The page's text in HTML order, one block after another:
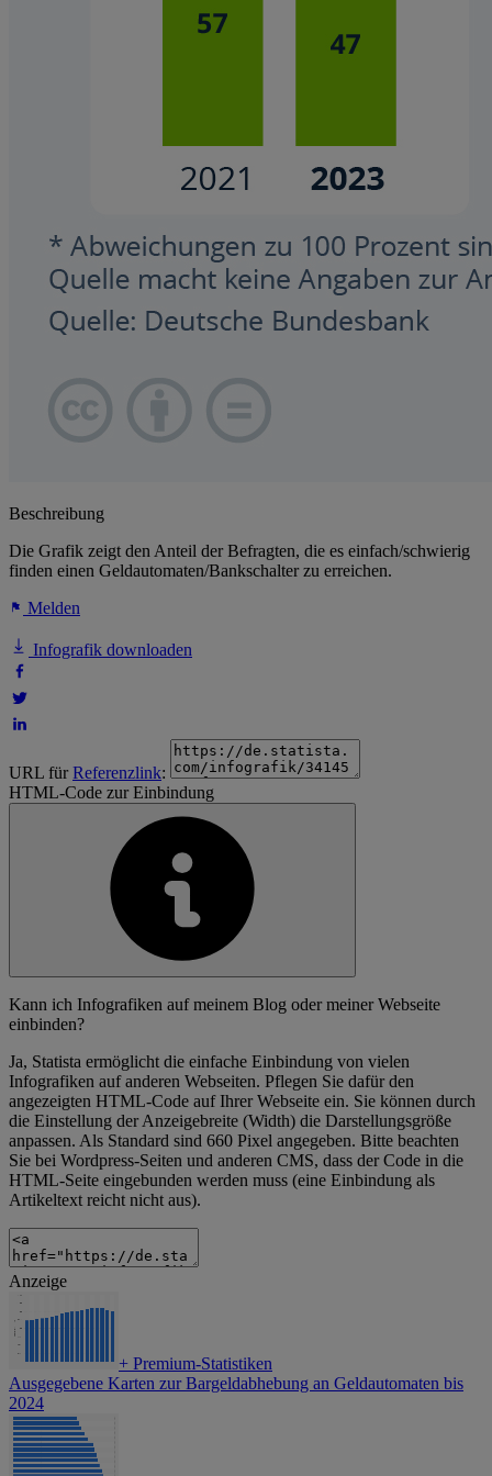
Beschreibung
Die Grafik zeigt den Anteil der Befragten, die es einfach/schwierig
finden einen Geldautomaten/Bankschalter zu erreichen.
Melden
Infografik downloaden
URL fürReferenzlink:
HTML-Code zur Einbindung
Kann ich Infografiken auf meinem Blog oder meiner Webseite
einbinden?
Ja, Statista ermöglicht die einfache Einbindung von vielen
Infografiken auf anderen Webseiten. Pflegen Sie dafür den
angezeigten HTML-Code auf Ihrer Webseite ein. Sie können durch
die Einstellung der Anzeigebreite (Width) die Darstellungsgröße
anpassen. Als Standard sind 660 Pixel angegeben. Bitte beachten
Sie bei Wordpress-Seiten und anderen CMS, dass der Code in die
HTML-Seite eingebunden werden muss (eine Einbindung als
Artikeltext reicht nicht aus).
Anzeige
+ Premium-Statistiken
Ausgegebene Karten zur Bargeldabhebung an Geldautomaten bis
2024